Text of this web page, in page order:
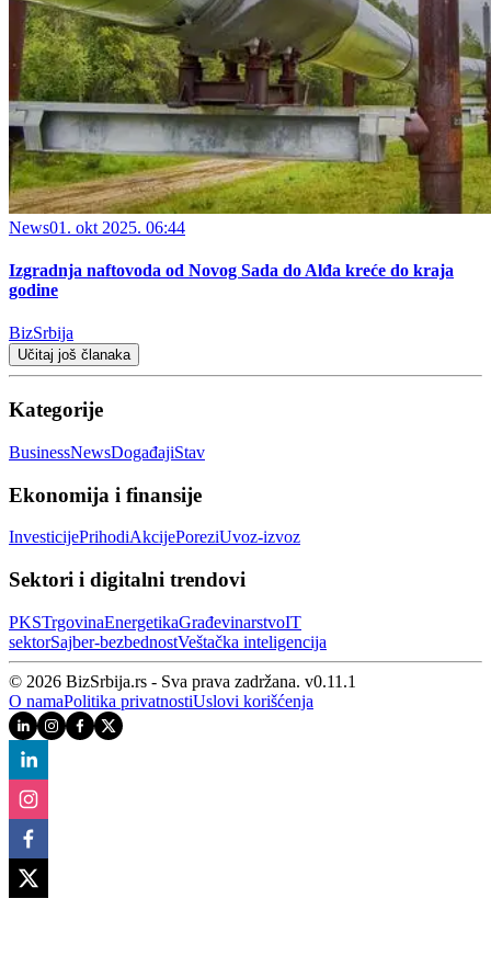
News01. okt 2025. 06:44
Izgradnja naftovoda od Novog Sada do Alđa kreće do kraja
godine
BizSrbija
Učitaj još članaka
Kategorije
BusinessNewsDogađajiStav
Ekonomija i finansije
InvesticijePrihodiAkcijePoreziUvoz-izvoz
Sektori i digitalni trendovi
PKSTrgovinaEnergetikaGrađevinarstvoIT
sektorSajber‑bezbednostVeštačka inteligencija
© 2026 BizSrbija.rs - Sva prava zadržana. v0.11.1
O namaPolitika privatnostiUslovi korišćenja